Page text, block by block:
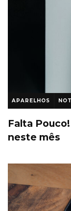
APARELHOS
Falta
neste mês